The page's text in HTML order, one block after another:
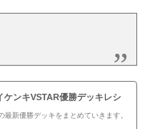
ケンキVSTAR優勝デッキレシ
最新優勝デッキをまとめていきます。